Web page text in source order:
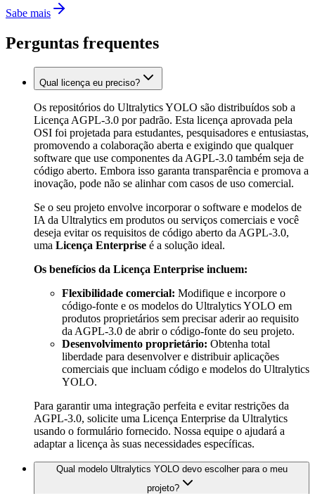
Sabe mais
Perguntas frequentes
Qual licença eu preciso?
Os repositórios do Ultralytics YOLO são distribuídos sob a
Licença AGPL-3.0 por padrão. Esta licença aprovada pela
OSI foi projetada para estudantes, pesquisadores e entusiastas,
promovendo a colaboração aberta e exigindo que qualquer
software que use componentes da AGPL-3.0 também seja de
código aberto. Embora isso garanta transparência e promova a
inovação, pode não se alinhar com casos de uso comercial.
Se o seu projeto envolve incorporar o software e modelos de
IA da Ultralytics em produtos ou serviços comerciais e você
deseja evitar os requisitos de código aberto da AGPL-3.0,
uma Licença Enterprise é a solução ideal.
Os benefícios da Licença Enterprise incluem:
Flexibilidade comercial: Modifique e incorpore o
código-fonte e os modelos do Ultralytics YOLO em
produtos proprietários sem precisar aderir ao requisito
da AGPL-3.0 de abrir o código-fonte do seu projeto.
Desenvolvimento proprietário: Obtenha total
liberdade para desenvolver e distribuir aplicações
comerciais que incluam código e modelos do Ultralytics
YOLO.
Para garantir uma integração perfeita e evitar restrições da
AGPL-3.0, solicite uma Licença Enterprise da Ultralytics
usando o formulário fornecido. Nossa equipe o ajudará a
adaptar a licença às suas necessidades específicas.
Qual modelo Ultralytics YOLO devo escolher para o meu
projeto?